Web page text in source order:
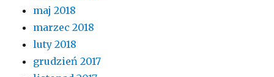
maj 2018
marzec 2018
luty 2018
grudzień 2017